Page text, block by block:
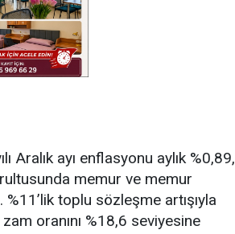
Aralık ayı enflasyonu aylık %0,89,
memur ve memur
toplu sözleşme artışıyla
oranını %18,6 seviyesine